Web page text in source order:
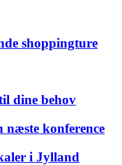
shoppingture
dine behov
næste konference
i Jylland